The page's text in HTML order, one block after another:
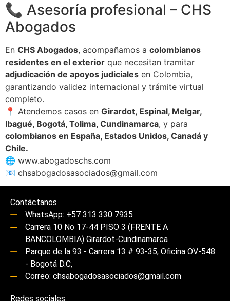
📞 Asesoría profesional – CHS
Abogados
En CHS Abogados, acompañamos a colombianos
residentes en el exterior que necesitan tramitar
adjudicación de apoyos judiciales en Colombia,
garantizando validez internacional y trámite virtual
completo.
📍 Atendemos casos en Girardot, Espinal, Melgar,
Ibagué, Bogotá, Tolima, Cundinamarca, y para
colombianos en España, Estados Unidos, Canadá y
Chile.
🌐 www.abogadoschs.com
📧 chsabogadosasociados@gmail.com
Contáctanos
WhatsApp: +57 313 330 7935
Carrera 10 No 17-44 PISO 3 (FRENTE A
BANCOLOMBIA) Girardot-Cundinamarca
Parque de la 93 - Carrera 13 # 93-35, Oficina OV-548
- Bogotá D.C,
Correo: chsabogadosasociados@gmail.com
Redes sociales